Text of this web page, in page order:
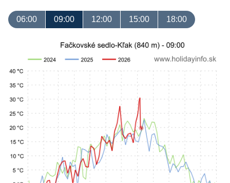
06:00 09:00 12:00 15:00 18:00